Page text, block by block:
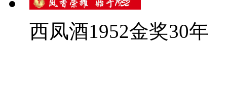
西凤酒1952金奖30年